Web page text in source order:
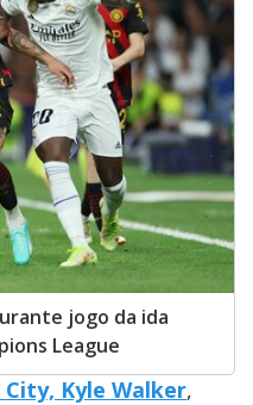
jogo da ida
League
Kyle Walker,